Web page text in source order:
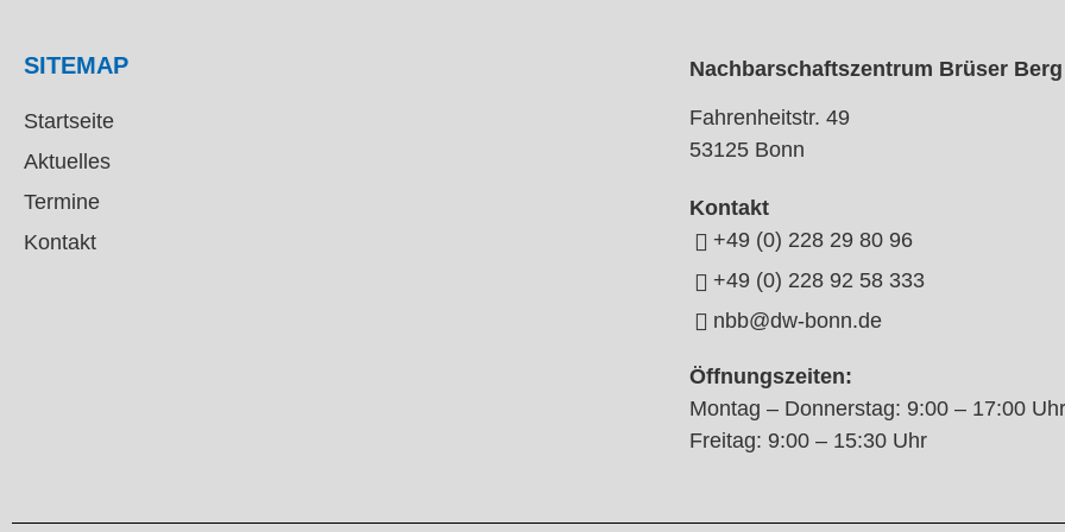
SITEMAP
Startseite
Aktuelles
Termine
Kontakt
Nachbarschaftszentrum Brüser Berg
Fahrenheitstr. 49
53125 Bonn
Kontakt
+49 (0) 228 29 80 96
+49 (0) 228 92 58 333
nbb@dw-bonn.de
Öffnungszeiten:
Montag – Donnerstag: 9:00 – 17:00 Uhr
Freitag: 9:00 – 15:30 Uhr